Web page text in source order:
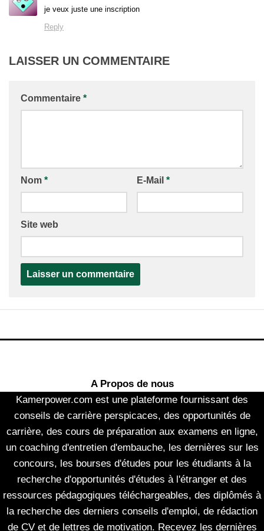
je veux juste une inscription
Reply
LAISSER UN COMMENTAIRE
Commentaire *
Nom * E-Mail *
Site web
A Propos de nous
Kamerpower.com est une plateforme fournissant des
conseils de carrière perspicaces, des opportunités de
carrière, des cours de préparation aux examens en ligne,
un coaching d'entretien d'embauche, les dernières sur les
concours, les bourses d'études pour les étudiants à la
recherche d'opportunités d'études à l'étranger et des
ressources pédagogiques téléchargeables, des diplômés à
la recherche des derniers conseils d'emploi, de rédaction
de CV et de lettres de motivation. Recevez les dernières